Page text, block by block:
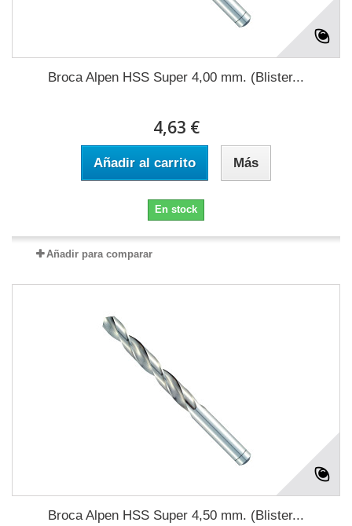
Broca Alpen HSS Super 4,00 mm. (Blister...
4,63 €
Añadir al carrito Más
En stock
Añadir para comparar
Broca Alpen HSS Super 4,50 mm. (Blister...